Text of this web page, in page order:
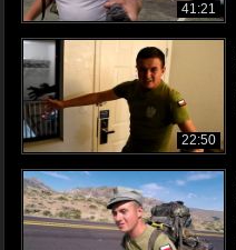
41:21
22:50